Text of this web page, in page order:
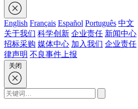
English Français Español Português 中文
关于我们 科学创新 企业责任 新闻中心
招标采购 媒体中心 加入我们 企业责任
律声明 不良事件上报